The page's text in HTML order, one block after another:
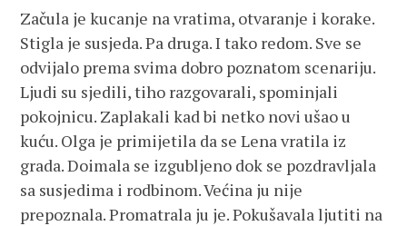
Začula je kucanje na vratima, otvaranje i korake.
Stigla je susjeda. Pa druga. I tako redom. Sve se
odvijalo prema svima dobro poznatom scenariju.
Ljudi su sjedili, tiho razgovarali, spominjali
pokojnicu. Zaplakali kad bi netko novi ušao u
kuću. Olga je primijetila da se Lena vratila iz
grada. Doimala se izgubljeno dok se pozdravljala
sa susjedima i rodbinom. Većina ju nije
prepoznala. Promatrala ju je. Pokušavala ljutiti na